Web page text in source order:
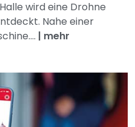
wird eine Drohne
Nahe einer
| mehr